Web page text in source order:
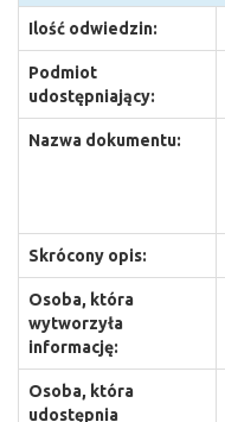
Ilość odwiedzin:
Podmiot
udostępniający:
Nazwa dokumentu:
Skrócony opis:
Osoba, która
wytworzyła
informację:
Osoba, która
udostępnia